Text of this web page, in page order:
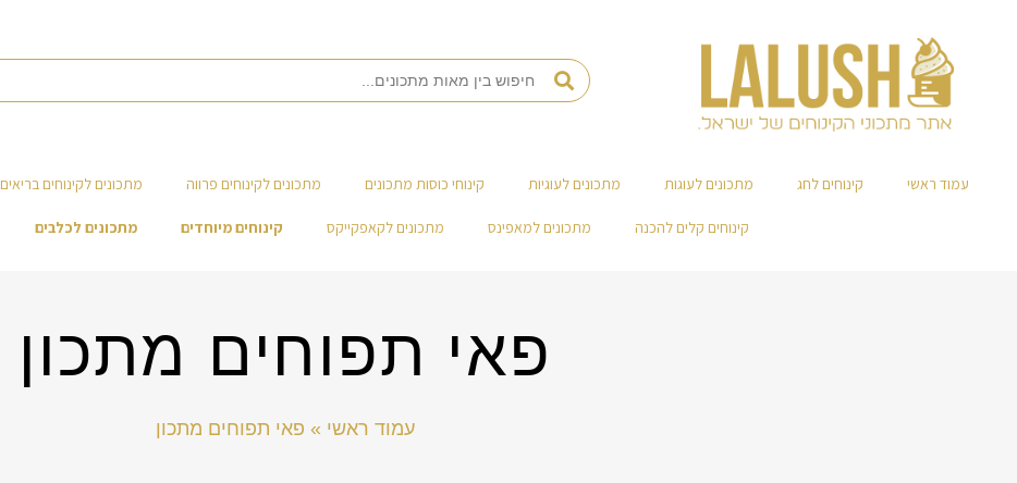
עמוד ראשי קינוחים לחג מתכונים לעוגות מתכונים לעוגיות קינוחי כוסות מתכונים מתכונים לקינוחים פרווה מתכונים לקינוחים בריאים
קינוחים קלים להכנה מתכונים למאפינס מתכונים לקאפקייקס קינוחים מיוחדים מתכונים לכלבים
פאי תפוחים מתכון
עמוד ראשי » פאי תפוחים מתכון